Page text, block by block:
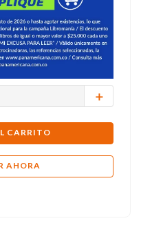
＋
CARRITO
AHORA